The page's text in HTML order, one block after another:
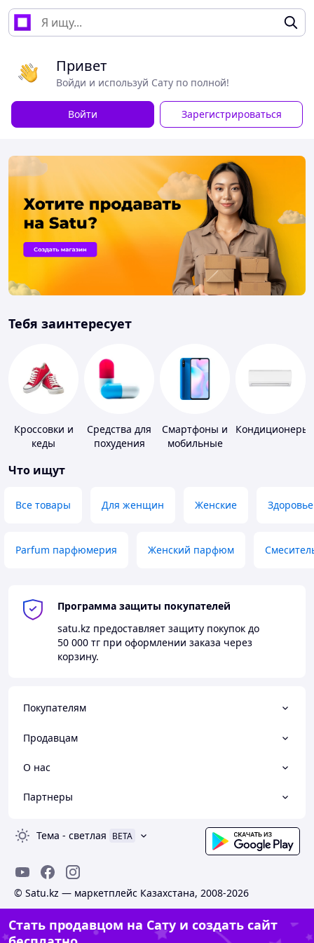
Привет
Войди и используй Сату по полной!
Войти Зарегистрироваться
Тебя заинтересует
Кроссовки и
кеды
Средства для
похудения
Смартфоны и
мобильные
Кондиционеры
Что ищут
Все товары Для женщин Женские Здоровье
Parfum парфюмерия Женский парфюм
Программа защиты покупателей
satu.kz предоставляет защиту покупок до
50 000 тг при оформлении заказа через
корзину.
Покупателям
Продавцам
О нас
Партнеры
Тема - светлая BETA
© Satu.kz — маркетплейс Казахстана, 2008-2026
Стать продавцом на Сату и создать сайт